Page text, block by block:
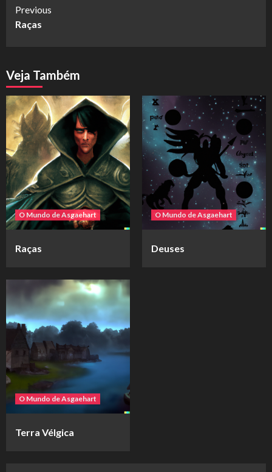
Continue
Reading
Previous
Raças
Veja Também
O Mundo de Asgaehart
Raças
O Mundo de Asgaehart
Deuses
O Mundo de Asgaehart
Terra Vélgica